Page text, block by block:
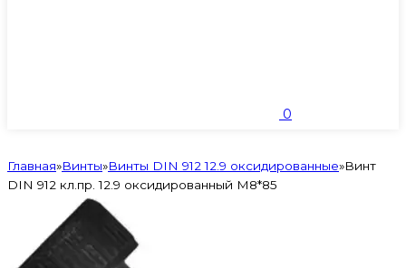
0
Главная»Винты»Винты DIN 912 12.9 оксидированные»Винт
DIN 912 кл.пр. 12.9 оксидированный M8*85